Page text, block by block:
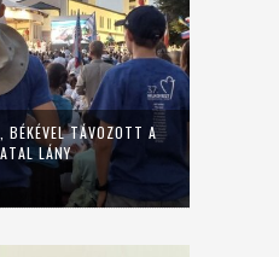
BÉKÉVEL TÁVOZOTT A
LÁNY